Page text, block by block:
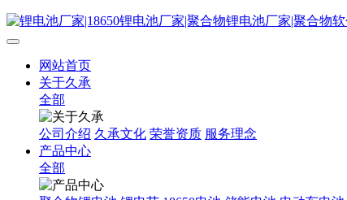
网站首页
关于久承
全部
公司介绍 久承文化 荣誉资质 服务理念
产品中心
全部